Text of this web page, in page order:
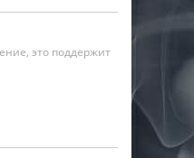
это поддержит